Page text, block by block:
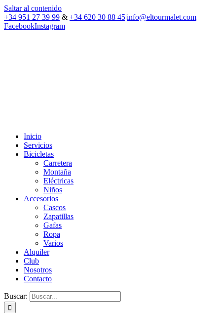
Saltar al contenido
+34 951 27 39 99 & +34 620 30 88 45|info@eltourmalet.com
FacebookInstagram
Inicio
Servicios
Bicicletas
Carretera
Montaña
Eléctricas
Niños
Accesorios
Cascos
Zapatillas
Gafas
Ropa
Varios
Alquiler
Club
Nosotros
Contacto
Buscar: